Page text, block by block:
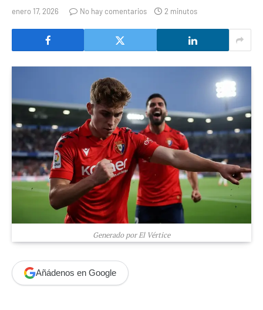
enero 17, 2026 No hay comentarios 2 minutos
Generado por El Vértice
Añádenos en Google